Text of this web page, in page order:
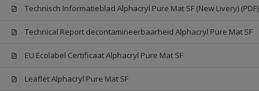
Technisch Informatieblad Alphacryl Pure Mat SF (New Livery) (PDF)
Technical Report decontamineerbaarheid Alphacryl Pure Mat SF
EU Ecolabel Certificaat Alphacryl Pure Mat SF
Leaflet Alphacryl Pure Mat SF